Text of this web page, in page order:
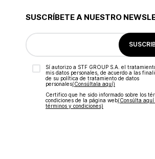
SUSCRÍBETE A NUESTRO
Sí autorizo a STF GROUP S.A. el
mis datos personales, de acuerdo a las
de su política de tratamiento de datos
personales‎(Consúltala aquí)
Certifico que he sido informado sobre los
condiciones de la página web‎(Consúlta aquí
términos y condiciones)